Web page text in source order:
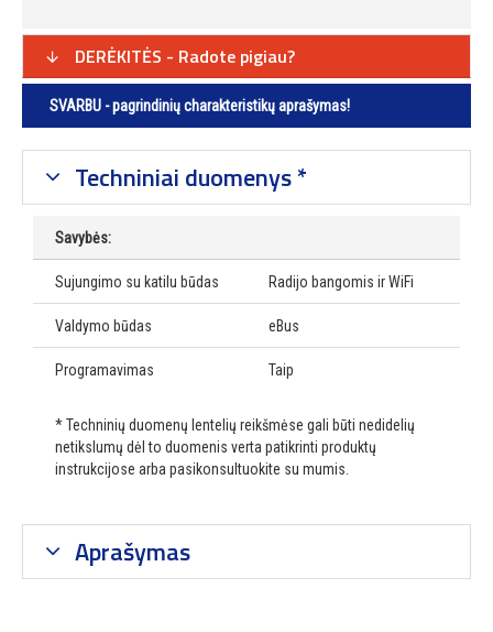
DERĖKITĖS - Radote pigiau?
SVARBU - pagrindinių charakteristikų aprašymas!
Techniniai duomenys *
Savybės:
Sujungimo su katilu būdas Radijo bangomis ir WiFi
Valdymo būdas eBus
Programavimas Taip
* Techninių duomenų lentelių reikšmėse gali būti nedidelių
netikslumų dėl to duomenis verta patikrinti produktų
instrukcijose arba pasikonsultuokite su mumis.
Aprašymas